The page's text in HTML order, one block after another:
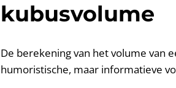
kubusvolume
De berekening van het volume van
humoristische, maar informatieve